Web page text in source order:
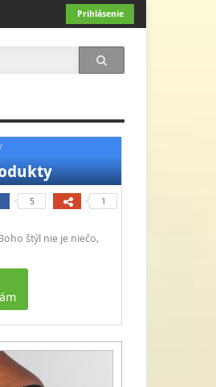
Prihlásenie
5 1
štýl nie je niečo,